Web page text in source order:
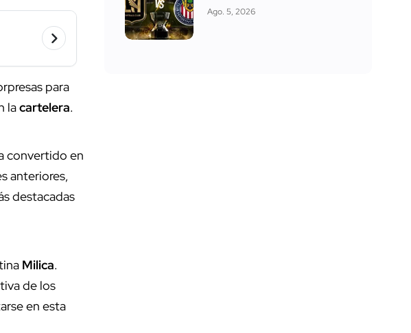
para
lacartelera.
convertido en
anteriores,
destacadas
Milica.
de los
en esta
Ago. 5, 2026